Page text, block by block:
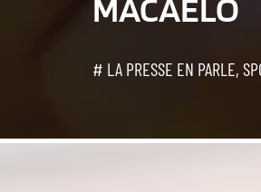
MACAÉLO
# LA PRESSE EN PARLE,